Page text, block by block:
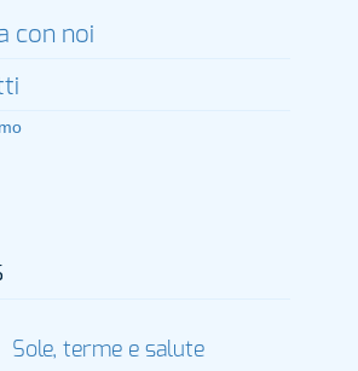
con noi
Sole, terme e salute